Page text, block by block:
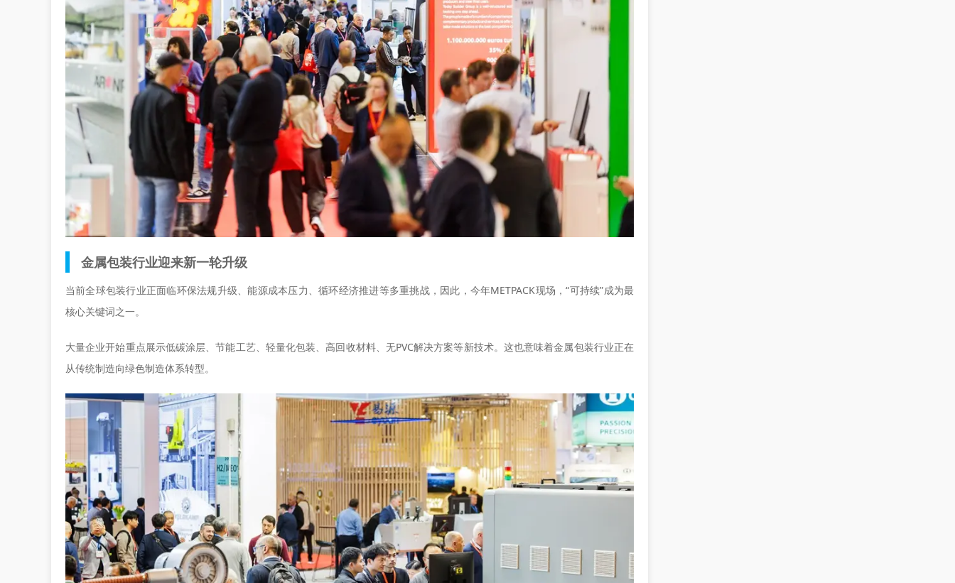
金属包装行业迎来新一轮升级
当前全球包装行业正面临环保法规升级、能源成本压力、循环经济推进等多重挑战，因此，今年METPACK现场，“可持续”成为最
核心关键词之一。
大量企业开始重点展示低碳涂层、节能工艺、轻量化包装、高回收材料、无PVC解决方案等新技术。这也意味着金属包装行业正在
从传统制造向绿色制造体系转型。